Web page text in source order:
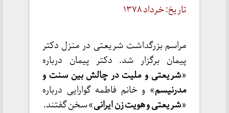
تاریخ: خرداد۱۳۷۸
مراسم بزرگداشت شریعتی در منزل دکتر
پیمان برگزار شد. دکتر پیمان درباره
«شریعتی و ملیت در چالش بین سنت و
مدرنیسم» و خانم فاطمه گوارایی درباره
«شریعتی و هویت زن ایرانی» سخن گفتند.